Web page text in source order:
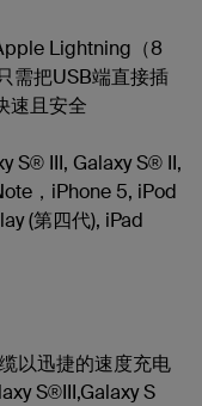
Lightning（8
需把USB端直接插
速且安全
S® III, Galaxy S® II,
，iPhone 5, iPod
(第四代), iPad
以迅捷的速度充电
S®III,Galaxy S